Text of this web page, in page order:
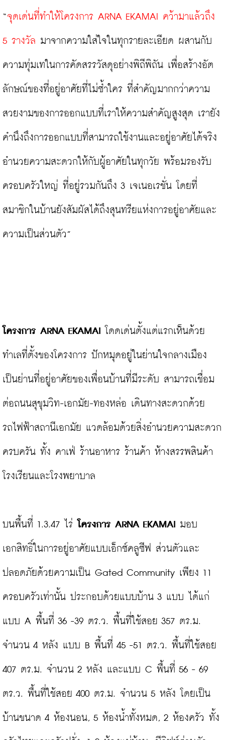
“จุดเด่นที่ทำให้โครงการ ARNA EKAMAI คว้ามาแล้วถึง
5 รางวัล มาจากความใส่ใจในทุกรายละเอียด ผสานกับ
ความทุ่มเทในการคัดสรรวัสดุอย่างพิถีพิถัน เพื่อสร้างอัต
ลักษณ์ของที่อยู่อาศัยที่ไม่ซ้ำใคร ที่สำคัญมากกว่าความ
สวยงามของการออกแบบที่เราให้ความสำคัญสูงสุด เรายัง
คำนึงถึงการออกแบบที่สามารถใช้งานและอยู่อาศัยได้จริง
อำนวยความสะดวกให้กับผู้อาศัยในทุกวัย พร้อมรองรับ
ครอบครัวใหญ่ ที่อยู่รวมกันถึง 3 เจเนอเรชั่น โดยที่
สมาชิกในบ้านยังสัมผัสได้ถึงสุนทรียแห่งการอยู่อาศัยและ
ความเป็นส่วนตัว”
โครงการ ARNA EKAMAI โดดเด่นตั้งแต่แรกเห็นด้วย
ทำเลที่ตั้งของโครงการ ปักหมุดอยู่ในย่านใจกลางเมือง
เป็นย่านที่อยู่อาศัยของเพื่อนบ้านที่มีระดับ สามารถเชื่อม
ต่อถนนสุขุมวิท-เอกมัย-ทองหล่อ เดินทางสะดวกด้วย
รถไฟฟ้าสถานีเอกมัย แวดล้อมด้วยสิ่งอำนวยความสะดวก
ครบครัน ทั้ง คาเฟ่ ร้านอาหาร ร้านค้า ห้างสรรพสินค้า
โรงเรียนและโรงพยาบาล
บนพื้นที่ 1.3.47 ไร่ โครงการ ARNA EKAMAI มอบ
เอกสิทธิ์ในการอยู่อาศัยแบบเอ็กซ์คลูซีฟ ส่วนตัวและ
ปลอดภัยด้วยความเป็น Gated Community เพียง 11
ครอบครัวเท่านั้น ประกอบด้วยแบบบ้าน 3 แบบ ได้แก่
แบบ A พื้นที่ 36 -39 ตร.ว. พื้นที่ใช้สอย 357 ตร.ม.
จำนวน 4 หลัง แบบ B พื้นที่ 45 -51 ตร.ว. พื้นที่ใช้สอย
407 ตร.ม. จำนวน 2 หลัง และแบบ C พื้นที่ 56 - 69
ตร.ว. พื้นที่ใช้สอย 400 ตร.ม. จำนวน 5 หลัง โดยเป็น
บ้านขนาด 4 ห้องนอน, 5 ห้องน้ำทั้งหมด, 2 ห้องครัว ทั้ง